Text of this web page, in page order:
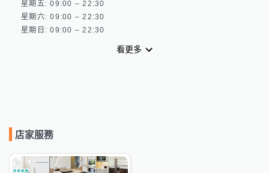
星期五: 09:00 – 22:30
星期六: 09:00 – 22:30
看更多
店家服務